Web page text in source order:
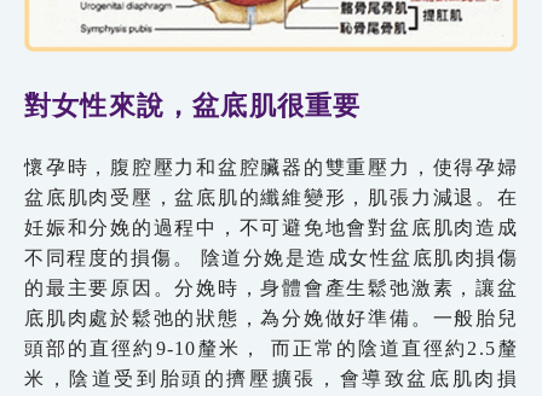
對女性來說，盆底肌很重要
懷孕時，腹腔壓力和盆腔臟器的雙重壓力，使得孕婦
盆底肌肉受壓，盆底肌的纖維變形，肌張力減退。在
妊娠和分娩的過程中，不可避免地會對盆底肌肉造成
不同程度的損傷。 陰道分娩是造成女性盆底肌肉損傷
的最主要原因。分娩時，身體會產生鬆弛激素，讓盆
底肌肉處於鬆弛的狀態，為分娩做好準備。一般胎兒
頭部的直徑約9-10釐米， 而正常的陰道直徑約2.5釐
米，陰道受到胎頭的擠壓擴張，會導致盆底肌肉損